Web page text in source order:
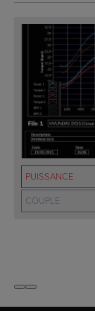
PUISSANCE
COUPLE